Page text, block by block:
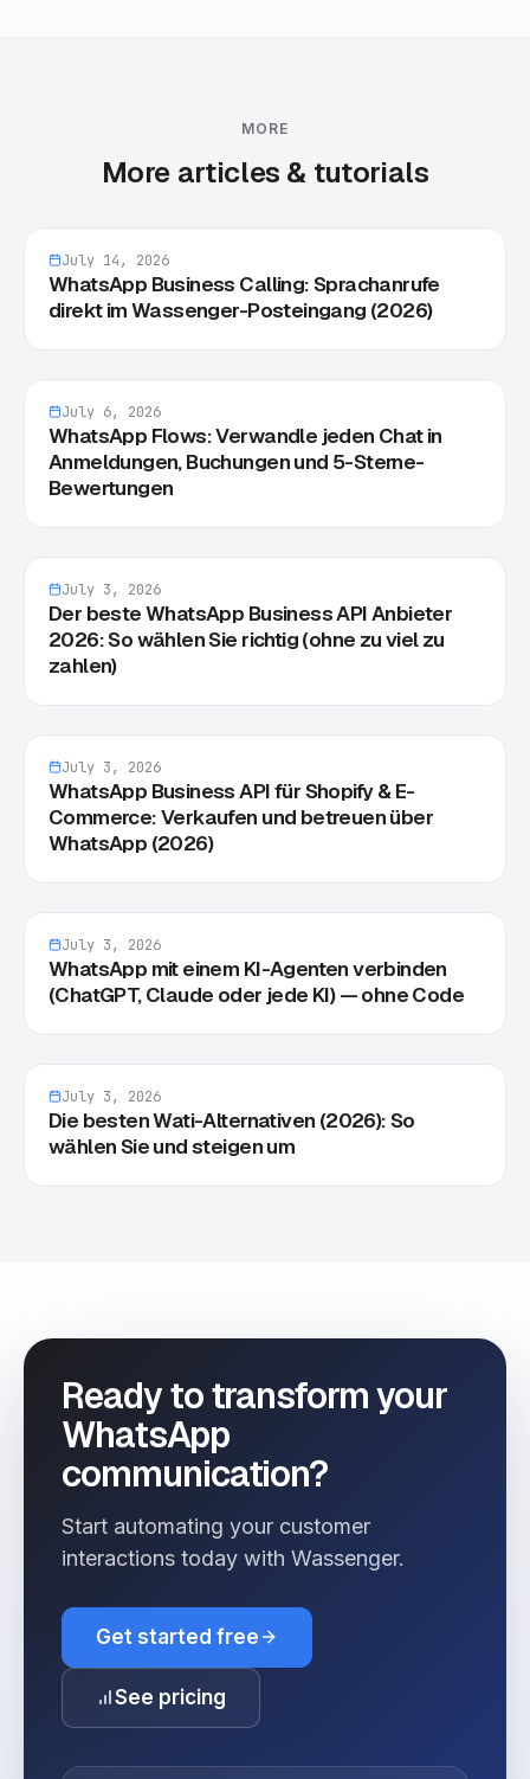
MORE
More articles & tutorials
July 14, 2026
WhatsApp Business Calling: Sprachanrufe
direkt im Wassenger-Posteingang (2026)
July 6, 2026
WhatsApp Flows: Verwandle jeden Chat in
Anmeldungen, Buchungen und 5-Sterne-
Bewertungen
July 3, 2026
Der beste WhatsApp Business API Anbieter
2026: So wählen Sie richtig (ohne zu viel zu
zahlen)
July 3, 2026
WhatsApp Business API für Shopify & E-
Commerce: Verkaufen und betreuen über
WhatsApp (2026)
July 3, 2026
WhatsApp mit einem KI-Agenten verbinden
(ChatGPT, Claude oder jede KI) — ohne Code
July 3, 2026
Die besten Wati-Alternativen (2026): So
wählen Sie und steigen um
Ready to transform your
WhatsApp
communication?
Start automating your customer
interactions today with Wassenger.
Get started free
See pricing